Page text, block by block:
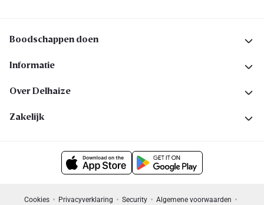
Boodschappen doen
Informatie
Over Delhaize
Zakelijk
Cookies Privacyverklaring Security
Algemene voorwaarden